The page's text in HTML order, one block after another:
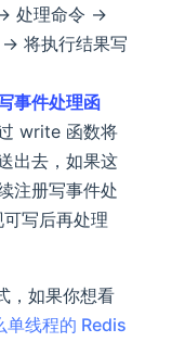
处理命令 ->
> 将执行结果写
事件处理函
write 函数将
出去，如果这
注册写事件处
写后再处理
，如果你想看
单线程的 Redis